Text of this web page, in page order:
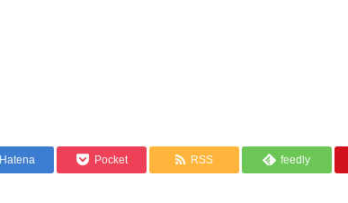
Hatena Pocket RSS feedly